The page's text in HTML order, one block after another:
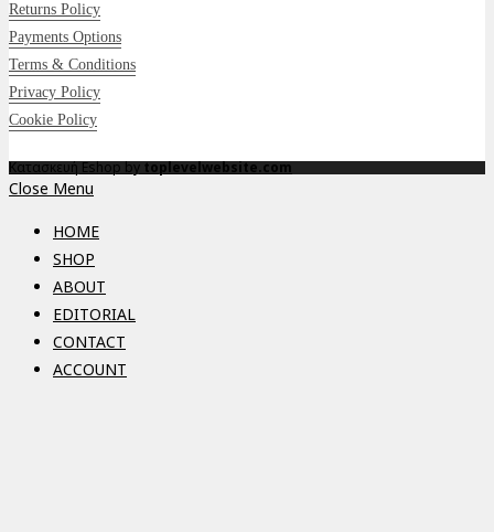
Returns Policy
Payments Options
Terms & Conditions
Privacy Policy
Cookie Policy
Κατασκευή Eshop bytoplevelwebsite.com
Close Menu
HOME
SHOP
ABOUT
EDITORIAL
CONTACT
ACCOUNT